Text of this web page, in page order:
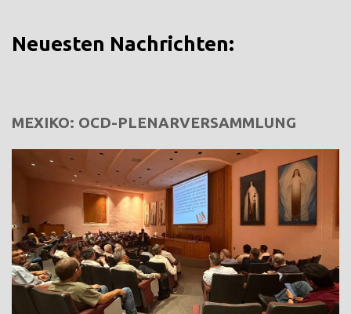
Neuesten Nachrichten:
MEXIKO: OCD-PLENARVERSAMMLUNG